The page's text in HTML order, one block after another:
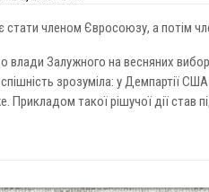
стати членом Євросоюзу, а потім
влади Залужного на весняних
зрозуміла: у Демпартії
такої рішучої дії став